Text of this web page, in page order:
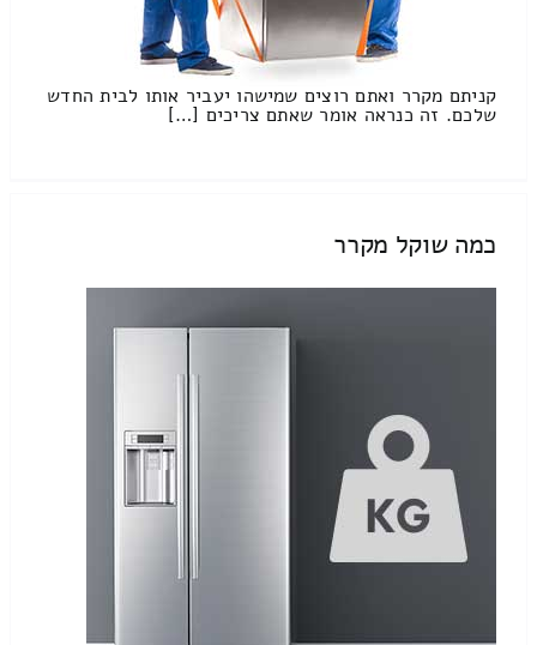
קניתם מקרר ואתם רוצים שמישהו יעביר אותו לבית החדש
שלכם. זה כנראה אומר שאתם צריכים […]
כמה שוקל מקרר